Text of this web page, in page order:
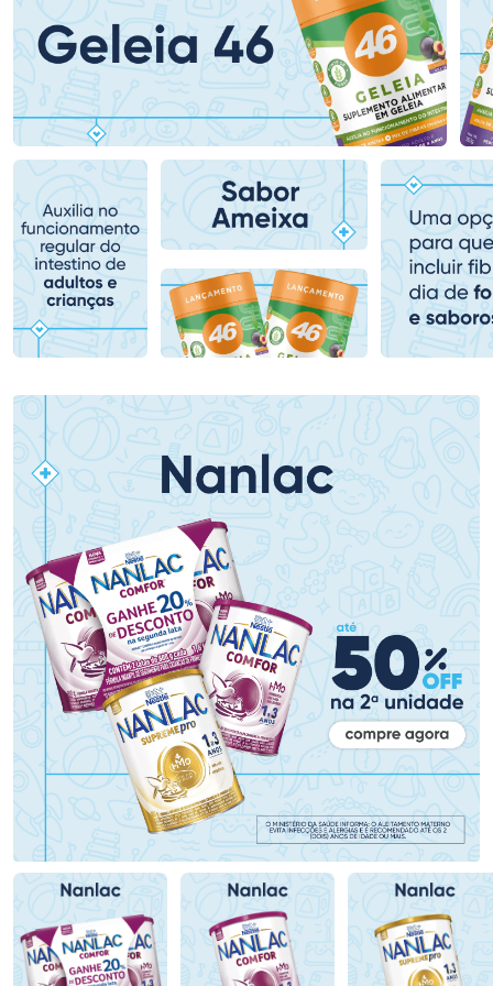
Ativar Desconto
Comprar sem Desconto
Por R$ 159,59/cada
Comprar sem Desconto
Por R$ 159,59/cada
Ativar Desconto
Comprar sem Desconto
Por R$ 107,99/cada
Comprar sem Desconto
Por R$ 107,99/cada